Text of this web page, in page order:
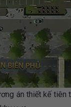
án thiết kế tiên